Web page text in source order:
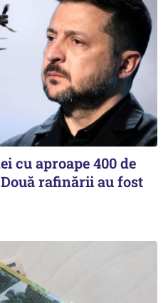
cu aproape 400 de
rafinării au fost